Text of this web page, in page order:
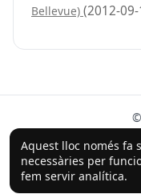
Aquest lloc només fa
necessàries per
fem servir analítica.
Bellevue) (2012-
Història als carrers